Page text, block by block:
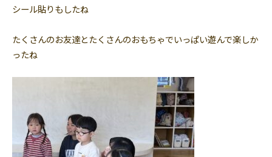
シール貼りもしたね
たくさんのお友達とたくさんのおもちゃでいっぱい遊んで楽しか
ったね